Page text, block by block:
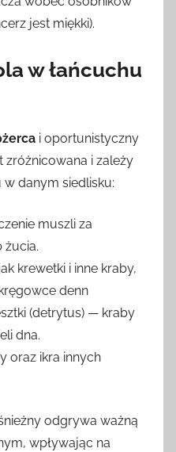
jest miękki).
w łańcuchu
i oportunistyczny
zróżnicowana i zależy
danym siedlisku:
muszli za
żucia.
krewetki i inne kraby,
denn
(detrytus) — kraby
dna.
oraz ikra innych
odgrywa ważną
wpływając na